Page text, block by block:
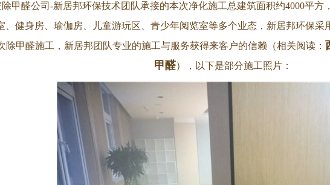
甲醛公司-新居邦环保技术团队承接的本次净化施工总建筑面积约4000平方
、健身房、瑜伽房、儿童游玩区、青少年阅览室等多个业态，新居邦环保
除甲醛施工，新居邦团队专业的施工与服务获得来客户的信赖（相关阅读：
甲醛），以下是部分施工照片：